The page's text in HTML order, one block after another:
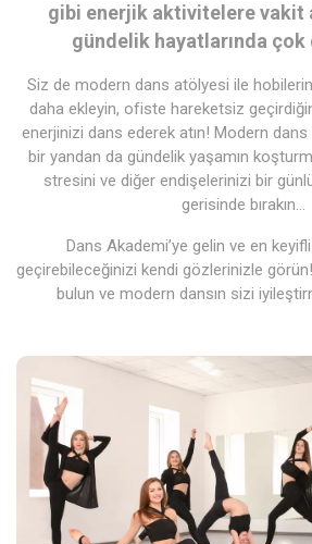
gibi enerjik aktivitelere vakit
gündelik hayatlarında çok
Siz de modern dans atölyesi ile
daha ekleyin, ofiste hareketsiz
enerjinizi dans ederek atın! Modern
bir yandan da gündelik yaşamın
stresini ve diğer endişelerinizi bir
gerisinde bırakın…
Dans Akademi’ye gelin ve en
geçirebileceğinizi kendi gözlerinizle
bulun ve modern dansın sizi